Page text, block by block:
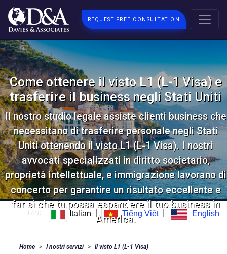
REQUEST FREE CONSULTATION
Come ottenere il visto L1 (L-1 Visa) e
trasferire il business negli Stati Uniti
Il nostro studio legale assiste clienti business che
necessitano di trasferire personale negli Stati
Uniti ottenendo il visto L1 (L-1 Visa). I nostri
avvocati specializzati in diritto societario,
proprietà intellettuale, e immigrazione lavorano di
concerto per garantire un risultato eccellente e
far si che tu possa espandere il tuo business in
America.
English
Tiếng Việt
Italian
LANG:
Home I nostri servizi Il visto L1 (L-1 Visa)